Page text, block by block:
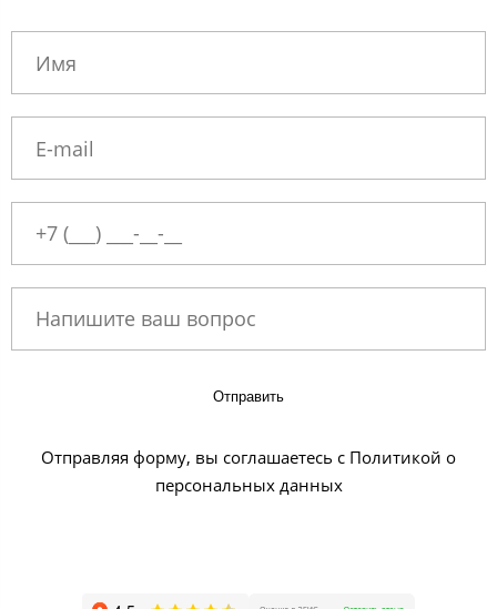
Отправить
Отправляя форму, вы соглашаетесь с Политикой о
персональных данных